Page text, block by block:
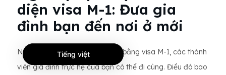
diện visa M-1: Đưa gia
đình bạn đến nơi ở mới
Nếu bạn dự định du học tại Mỹ bằng visa M-1, các thành
viên gia đình trực hệ của bạn có thể đi cùng. Điều đó bao
Tiếng việt